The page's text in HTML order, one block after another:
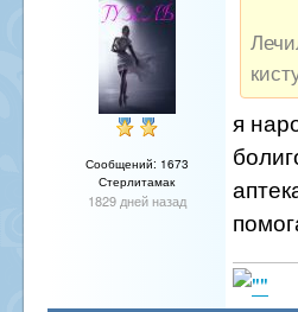
Сообщений: 1673
Стерлитамак
1829 дней назад
я